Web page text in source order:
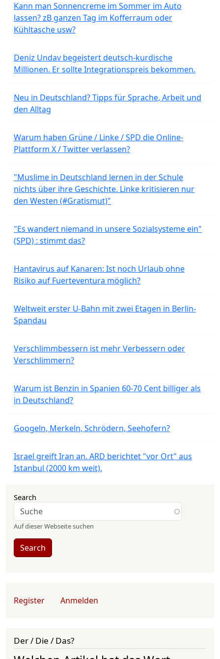
Kann man Sonnencreme im Sommer im Auto
lassen? zB ganzen Tag im Kofferraum oder
Kühltasche usw?
Deniz Undav begeistert deutsch-kurdische
Millionen. Er sollte Integrationspreis bekommen.
Neu in Deutschland? Tipps für Sprache, Arbeit und
den Alltag
Warum haben Grüne / Linke / SPD die Online-
Plattform X / Twitter verlassen?
"Muslime in Deutschland lernen in der Schule
nichts über ihre Geschichte. Linke kritisieren nur
den Westen (#Gratismut)"
"Es wandert niemand in unsere Sozialsysteme ein"
(SPD) : stimmt das?
Hantavirus auf Kanaren: Ist noch Urlaub ohne
Risiko auf Fuerteventura möglich?
Weltweit erster U-Bahn mit zwei Etagen in Berlin-
Spandau
Verschlimmbessern ist mehr Verbessern oder
Verschlimmern?
Warum ist Benzin in Spanien 60-70 Cent billiger als
in Deutschland?
Googeln, Merkeln, Schrödern, Seehofern?
Israel greift Iran an. ARD berichtet "vor Ort" aus
Istanbul (2000 km weit).
Search
Auf dieser Webseite suchen
Search
User account menu
Register Anmelden
Der / Die / Das?